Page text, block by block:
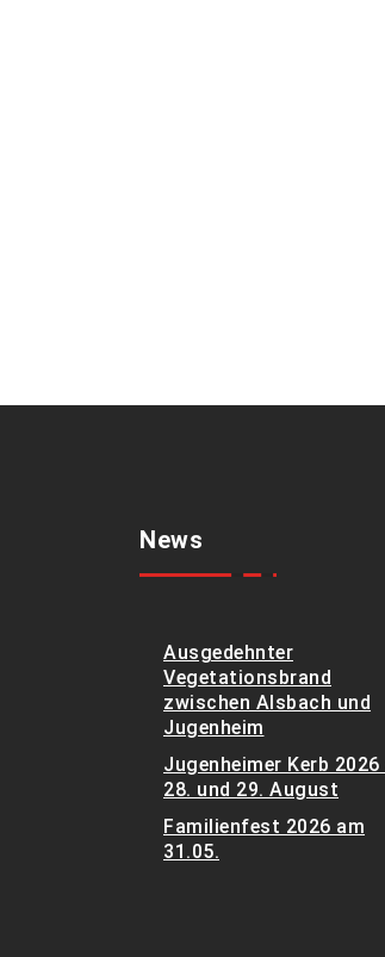
News
Ausgedehnter
Vegetationsbrand
zwischen Alsbach und
Jugenheim
Jugenheimer Kerb 2026
28. und 29. August
Familienfest 2026 am
31.05.